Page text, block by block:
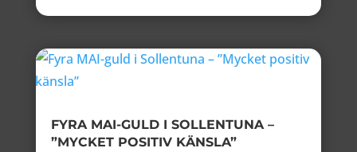
FYRA MAI-GULD I SOLLENTUNA –
”MYCKET POSITIV KÄNSLA”